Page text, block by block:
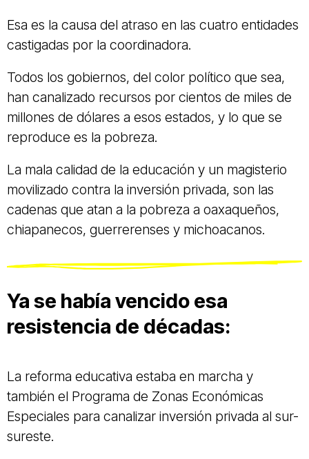
Esa es la causa del atraso en las cuatro entidades
castigadas por la coordinadora.
Todos los gobiernos, del color político que sea,
han canalizado recursos por cientos de miles de
millones de dólares a esos estados, y lo que se
reproduce es la pobreza.
La mala calidad de la educación y un magisterio
movilizado contra la inversión privada, son las
cadenas que atan a la pobreza a oaxaqueños,
chiapanecos, guerrerenses y michoacanos.
Ya se había vencido esa
resistencia de décadas:
La reforma educativa estaba en marcha y
también el Programa de Zonas Económicas
Especiales para canalizar inversión privada al sur-
sureste.